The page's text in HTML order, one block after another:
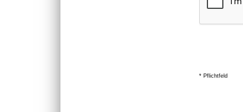
* Pflichtfeld